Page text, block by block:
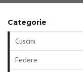
Categorie
Cuscini
Federe